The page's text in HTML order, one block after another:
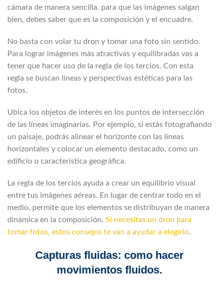
cámara de manera sencilla. para que las imágenes salgan
bien, debes saber que es la composición y el encuadre.
No basta con volar tu dron y tomar una foto sin sentido.
Para lograr imágenes más atractivas y equilibradas vas a
tener que hacer uso de la regla de los tercios. Con esta
regla se buscan líneas y perspectivas estéticas para las
fotos.
Ubica los objetos de interés en los puntos de intersección
de las líneas imaginarias. Por ejemplo, si estás fotografiando
un paisaje, podrás alinear el horizonte con las líneas
horizontales y colocar un elemento destacado, como un
edificio o característica geográfica.
La regla de los tercios ayuda a crear un equilibrio visual
entre tus imágenes aéreas. En lugar de centrar todo en el
medio, permite que los elementos se distribuyan de manera
dinámica en la composición. Si necesitas un dron para
tomar fotos, estos consejos te van a ayudar a elegirlo.
Capturas fluidas: como hacer
movimientos fluidos.